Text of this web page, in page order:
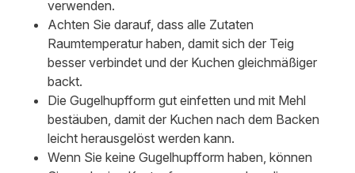
verwenden.
Achten Sie darauf, dass alle Zutaten
Raumtemperatur haben, damit sich der Teig
besser verbindet und der Kuchen gleichmäßiger
backt.
Die Gugelhupfform gut einfetten und mit Mehl
bestäuben, damit der Kuchen nach dem Backen
leicht herausgelöst werden kann.
Wenn Sie keine Gugelhupfform haben, können